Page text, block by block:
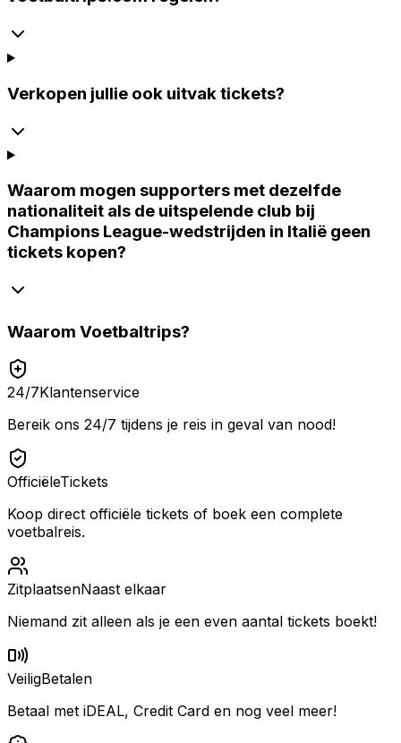
Verkopen jullie ook uitvak tickets?
Waarom mogen supporters met dezelfde
nationaliteit als de uitspelende club bij
Champions League-wedstrijden in Italië geen
tickets kopen?
Waarom Voetbaltrips?
24/7Klantenservice
Bereik ons 24/7 tijdens je reis in geval van nood!
OfficiëleTickets
Koop direct officiële tickets of boek een complete
voetbalreis.
ZitplaatsenNaast elkaar
Niemand zit alleen als je een even aantal tickets boekt!
VeiligBetalen
Betaal met iDEAL, Credit Card en nog veel meer!